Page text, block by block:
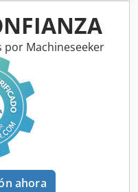
Machineseeker
ahora